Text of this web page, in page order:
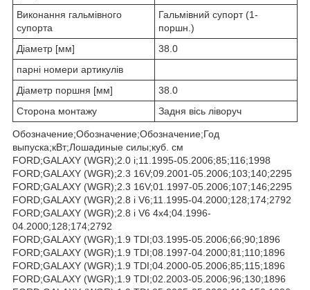
Виконання гальмівного
супорта
Гальмівний супорт (1-
поршн.)
Діаметр [мм]
38.0
парні номери артикулів
Діаметр поршня [мм]
38.0
Сторона монтажу
Задня вісь ліворуч
Обозначение;Обозначение;Обозначение;Год
выпуска;кВт;Лошадиные силы;куб. см
FORD;GALAXY (WGR);2.0 i;11.1995-05.2006;85;116;1998
FORD;GALAXY (WGR);2.3 16V;09.2001-05.2006;103;140;2295
FORD;GALAXY (WGR);2.3 16V;01.1997-05.2006;107;146;2295
FORD;GALAXY (WGR);2.8 i V6;11.1995-04.2000;128;174;2792
FORD;GALAXY (WGR);2.8 i V6 4x4;04.1996-
04.2000;128;174;2792
FORD;GALAXY (WGR);1.9 TDI;03.1995-05.2006;66;90;1896
FORD;GALAXY (WGR);1.9 TDI;08.1997-04.2000;81;110;1896
FORD;GALAXY (WGR);1.9 TDI;04.2000-05.2006;85;115;1896
FORD;GALAXY (WGR);1.9 TDI;02.2003-05.2006;96;130;1896